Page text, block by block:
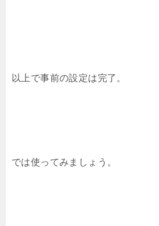
以上で事前の設定は完了。
では使ってみましょう。